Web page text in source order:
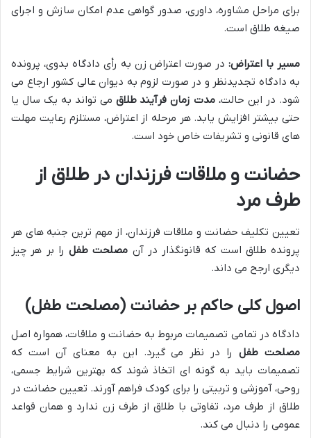
برای مراحل مشاوره، داوری، صدور گواهی عدم امکان سازش و اجرای
صیغه طلاق است.
مسیر با اعتراض:در صورت اعتراض زن به رأی دادگاه بدوی، پرونده
به دادگاه تجدیدنظر و در صورت لزوم به دیوان عالی کشور ارجاع می
شود. در این حالت، مدت زمان فرآیند طلاق می تواند به یک سال یا
حتی بیشتر افزایش یابد. هر مرحله از اعتراض، مستلزم رعایت مهلت
های قانونی و تشریفات خاص خود است.
حضانت و ملاقات فرزندان در طلاق از
طرف مرد
تعیین تکلیف حضانت و ملاقات فرزندان، از مهم ترین جنبه های هر
پرونده طلاق است که قانونگذار در آن مصلحت طفل را بر هر چیز
دیگری ارجح می داند.
اصول کلی حاکم بر حضانت (مصلحت طفل)
دادگاه در تمامی تصمیمات مربوط به حضانت و ملاقات، همواره اصل
مصلحت طفلرا در نظر می گیرد. این به معنای آن است که
تصمیمات باید به گونه ای اتخاذ شوند که بهترین شرایط جسمی،
روحی، آموزشی و تربیتی را برای کودک فراهم آورند. تعیین حضانت در
طلاق از طرف مرد، تفاوتی با طلاق از طرف زن ندارد و همان قواعد
عمومی را دنبال می کند.